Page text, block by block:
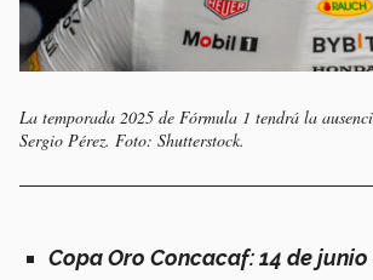
La temporada 2025 de Fórmula 1 tendrá la
Sergio Pérez. Foto: Shutterstock.
Copa Oro Concacaf:14 de